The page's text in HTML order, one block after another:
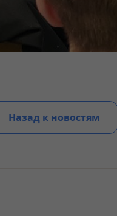
Назад к новостям